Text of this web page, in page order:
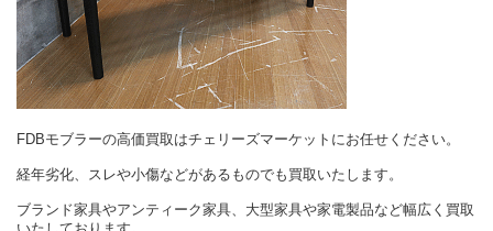
FDBモブラーの高価買取はチェリーズマーケットにお任せください。
経年劣化、スレや小傷などがあるものでも買取いたします。
ブランド家具やアンティーク家具、大型家具や家電製品など幅広く買取